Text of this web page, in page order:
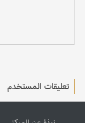
تعليقات المستخدم